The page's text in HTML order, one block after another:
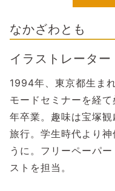
なかざわとも
イラストレーター
1994年、東京都生ま
モードセミナーを経
年卒業。趣味は宝塚
旅行。学生時代より
うに。フリーペーパ
ストを担当。